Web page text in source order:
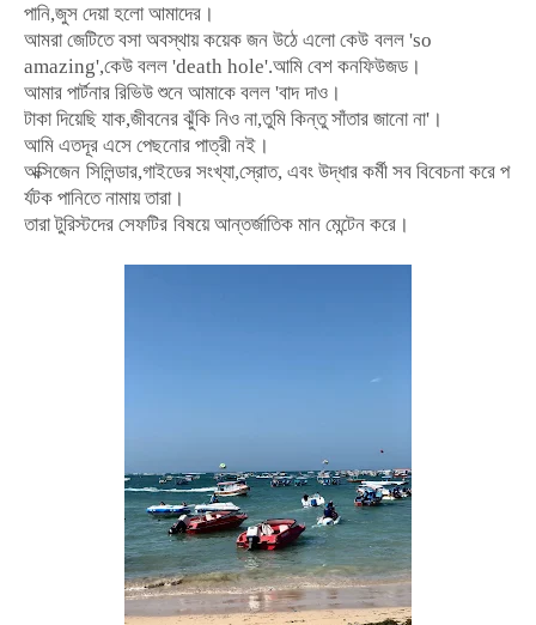
পানি,জুস দেয়া হলো আমাদের।
আমরা জেটিতে বসা অবস্থায় কয়েক জন উঠে এলো কেউ বলল 'so
amazing',কেউ বলল 'death hole'.আমি বেশ কনফিউজড।
আমার পার্টনার রিভিউ শুনে আমাকে বলল 'বাদদাও।
টাকা দিয়েছি যাক,জীবনের ঝুঁকি নিও না,তুমি কিন্তু সাঁতার জানো না' ।
আমি এতদূর এসে পেছনোর পাত্রী নই।
অক্সিজেন সিলিন্ডার,গাইডের সংখ্যা,স্রোত, এবং উদ্ধার কর্মী সব বিবেচনা করে প
র্যটক পানিতে নামায় তারা।
তারা টুরিস্টদের সেফটির বিষয়ে আন্তর্জাতিক মান মেন্টেন করে।